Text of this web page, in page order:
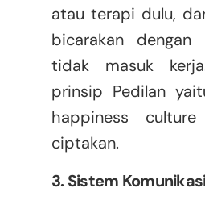
atau terapi dulu,
bicarakan dengan
tidak masuk
prinsip Pedilan
happiness
ciptakan.
3. Sistem